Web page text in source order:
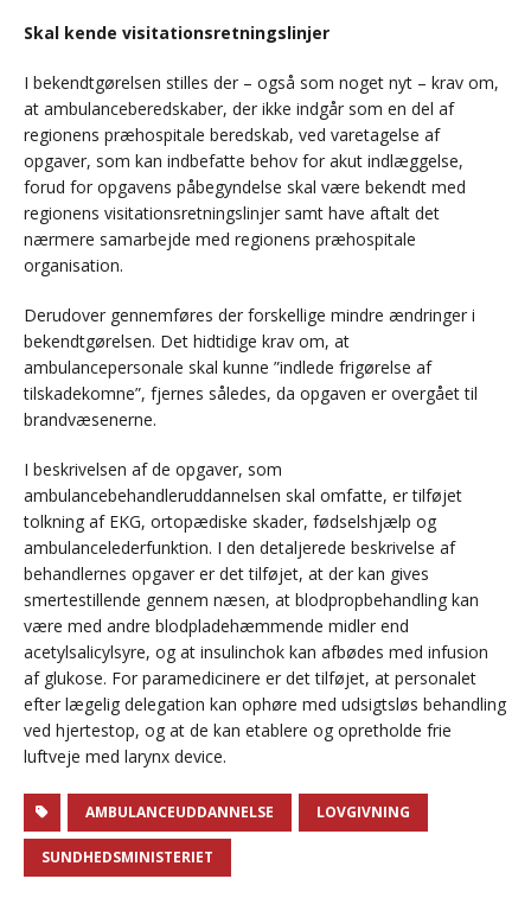
Skal kende visitationsretningslinjer
I bekendtgørelsen stilles der – også som noget nyt – krav om,
at ambulanceberedskaber, der ikke indgår som en del af
regionens præhospitale beredskab, ved varetagelse af
opgaver, som kan indbefatte behov for akut indlæggelse,
forud for opgavens påbegyndelse skal være bekendt med
regionens visitationsretningslinjer samt have aftalt det
nærmere samarbejde med regionens præhospitale
organisation.
Derudover gennemføres der forskellige mindre ændringer i
bekendtgørelsen. Det hidtidige krav om, at
ambulancepersonale skal kunne ”indlede frigørelse af
tilskadekomne”, fjernes således, da opgaven er overgået til
brandvæsenerne.
I beskrivelsen af de opgaver, som
ambulancebehandleruddannelsen skal omfatte, er tilføjet
tolkning af EKG, ortopædiske skader, fødselshjælp og
ambulancelederfunktion. I den detaljerede beskrivelse af
behandlernes opgaver er det tilføjet, at der kan gives
smertestillende gennem næsen, at blodpropbehandling kan
være med andre blodpladehæmmende midler end
acetylsalicylsyre, og at insulinchok kan afbødes med infusion
af glukose. For paramedicinere er det tilføjet, at personalet
efter lægelig delegation kan ophøre med udsigtsløs behandling
ved hjertestop, og at de kan etablere og opretholde frie
luftveje med larynx device.
AMBULANCEUDDANNELSE LOVGIVNING
SUNDHEDSMINISTERIET